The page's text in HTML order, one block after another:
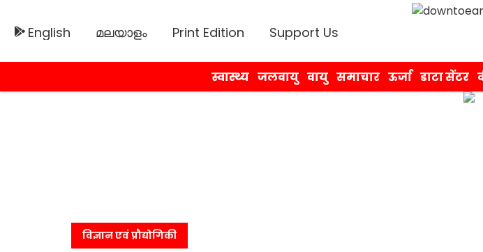
English മലയാളം Print Edition Support Us
स्वास्थ्य जलवायु वायु समाचार ऊर्जा डाटा सेंटर
विज्ञान एवं प्रौद्योगिकी